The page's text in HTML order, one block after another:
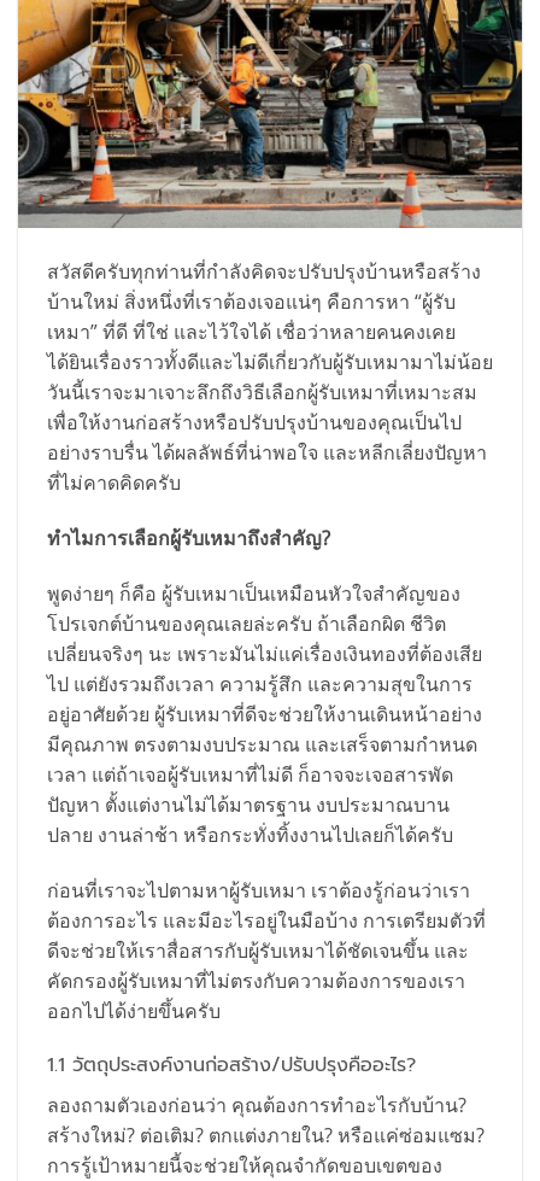
สวัสดีครับทุกท่านที่กำลังคิดจะปรับปรุงบ้านหรือสร้าง
บ้านใหม่ สิ่งหนึ่งที่เราต้องเจอแน่ๆ คือการหา “ผู้รับ
เหมา” ที่ดี ที่ใช่ และไว้ใจได้ เชื่อว่าหลายคนคงเคย
ได้ยินเรื่องราวทั้งดีและไม่ดีเกี่ยวกับผู้รับเหมามาไม่น้อย
วันนี้เราจะมาเจาะลึกถึงวิธีเลือกผู้รับเหมาที่เหมาะสม
เพื่อให้งานก่อสร้างหรือปรับปรุงบ้านของคุณเป็นไป
อย่างราบรื่น ได้ผลลัพธ์ที่น่าพอใจ และหลีกเลี่ยงปัญหา
ที่ไม่คาดคิดครับ
ทำไมการเลือกผู้รับเหมาถึงสำคัญ?
พูดง่ายๆ ก็คือ ผู้รับเหมาเป็นเหมือนหัวใจสำคัญของ
โปรเจกต์บ้านของคุณเลยล่ะครับ ถ้าเลือกผิด ชีวิต
เปลี่ยนจริงๆ นะ เพราะมันไม่แค่เรื่องเงินทองที่ต้องเสีย
ไป แต่ยังรวมถึงเวลา ความรู้สึก และความสุขในการ
อยู่อาศัยด้วย ผู้รับเหมาที่ดีจะช่วยให้งานเดินหน้าอย่าง
มีคุณภาพ ตรงตามงบประมาณ และเสร็จตามกำหนด
เวลา แต่ถ้าเจอผู้รับเหมาที่ไม่ดี ก็อาจจะเจอสารพัด
ปัญหา ตั้งแต่งานไม่ได้มาตรฐาน งบประมาณบาน
ปลาย งานล่าช้า หรือกระทั่งทิ้งงานไปเลยก็ได้ครับ
ก่อนที่เราจะไปตามหาผู้รับเหมา เราต้องรู้ก่อนว่าเรา
ต้องการอะไร และมีอะไรอยู่ในมือบ้าง การเตรียมตัวที่
ดีจะช่วยให้เราสื่อสารกับผู้รับเหมาได้ชัดเจนขึ้น และ
คัดกรองผู้รับเหมาที่ไม่ตรงกับความต้องการของเรา
ออกไปได้ง่ายขึ้นครับ
1.1 วัตถุประสงค์งานก่อสร้าง/ปรับปรุงคืออะไร?
ลองถามตัวเองก่อนว่า คุณต้องการทำอะไรกับบ้าน?
สร้างใหม่? ต่อเติม? ตกแต่งภายใน? หรือแค่ซ่อมแซม?
การรู้เป้าหมายนี้จะช่วยให้คุณจำกัดขอบเขตของ